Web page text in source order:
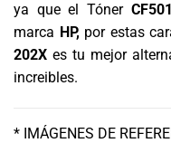
ya que el Tóner
marca HP, por estas
202X es tu mejor
increibles.
* IMÁGENES DE